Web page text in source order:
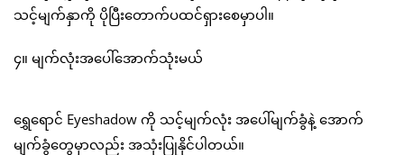
သင့်မျက်နှာကို ပိုပြီးတောက်ပထင်ရှားစေမှာပါ။
၄။ မျက်လုံးအပေါ်အောက်သုံးမယ်
ရွှေရောင် Eyeshadow ကို သင့်မျက်လုံး အပေါ်မျက်ခွံနဲ့ အောက်
မျက်ခွံတွေမှာလည်း အသုံးပြုနိုင်ပါတယ်။